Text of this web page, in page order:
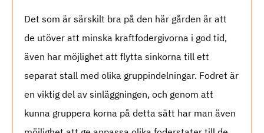
Det som är särskilt bra på den här gården är att
de utöver att minska kraftfodergivorna i god tid,
även har möjlighet att flytta sinkorna till ett
separat stall med olika gruppindelningar. Fodret är
en viktig del av sinläggningen, och genom att
kunna gruppera korna på detta sätt har man även